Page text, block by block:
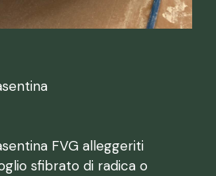
FVG alleggeriti
sfibrato di radica o